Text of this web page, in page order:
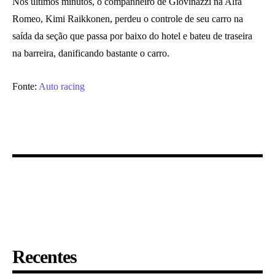
Romeo, Kimi Raikkonen, perdeu o controle de seu carro na
saída da seção que passa por baixo do hotel e bateu de traseira
na barreira, danificando bastante o carro.
Fonte: Auto racing
Recentes